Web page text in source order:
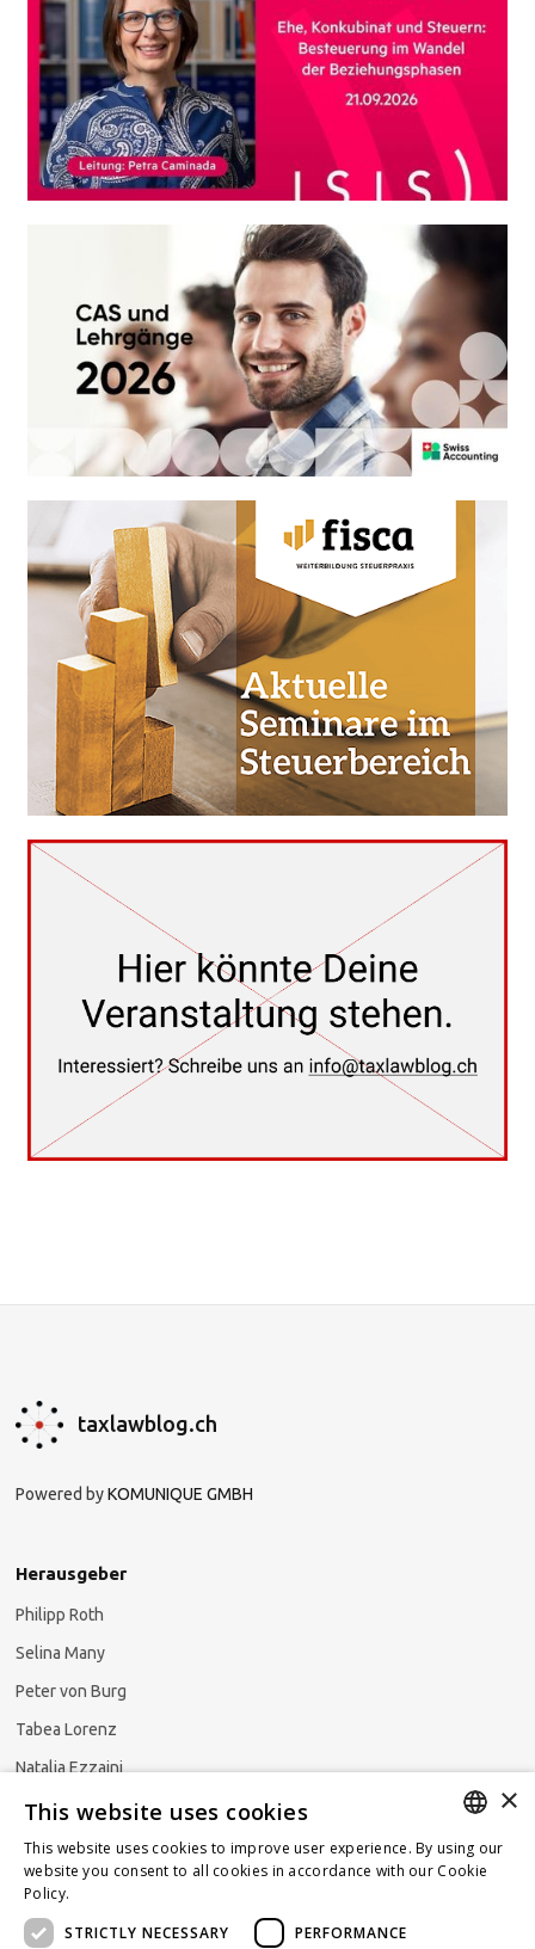
taxlawblog.ch
Powered byKOMUNIQUE GMBH
Herausgeber
Philipp Roth
Selina Many
Peter von Burg
Tabea Lorenz
Natalja Ezzaini
Newsletter abonnieren
GERMAN
×
This website uses cookies
This website uses cookies to improve user experience. By using our
website you consent to all cookies in accordance with our Cookie
Policy.
STRICTLY NECESSARY
PERFORMANCE